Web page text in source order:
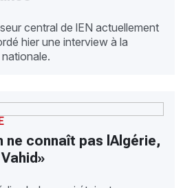
central de lEN actuellement
hier une interview à la
ne connaît pas lAlgérie,